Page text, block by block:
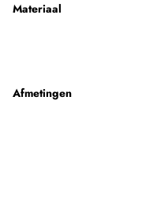
Materiaal
Afmetingen